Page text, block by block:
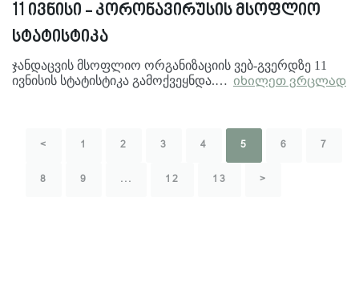
11 ივნისი - კორონავირუსის მსოფლიო
სტატისტიკა
ჯანდაცვის მსოფლიო ორგანიზაციის ვებ-გვერდზე 11
ივნისის სტატისტიკა გამოქვეყნდა.… იხილეთ ვრცლად
< 1 2 3 4 5 6 7
8 9 ... 12 13 >